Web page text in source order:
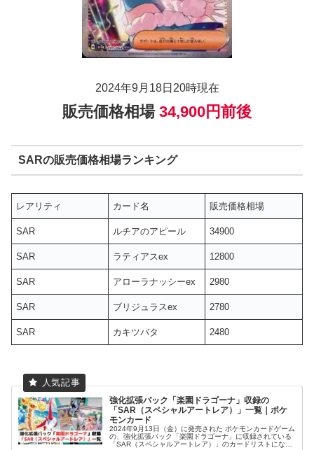
2024年9月18日20時現在
販売価格相場 34,900円前後
SARの販売価格相場ランキング
レアリティ カード名 販売価格相場
SAR ルチアのアピール 34900
SAR ラティアスex 12800
SAR アローラナッシーex 2980
SAR ブリジュラスex 2780
SAR カキツバタ 2480
強化拡張パック「楽園ドラゴーナ」収録の
「SAR（スペシャルアートレア）」一覧｜ポケ
モンカード
2024年9月13日（金）に発売された ポケモンカードゲーム
の、強化拡張パック「楽園ドラゴーナ」に収録されている
「SAR（スペシャルアートレア）」のカードリストになり